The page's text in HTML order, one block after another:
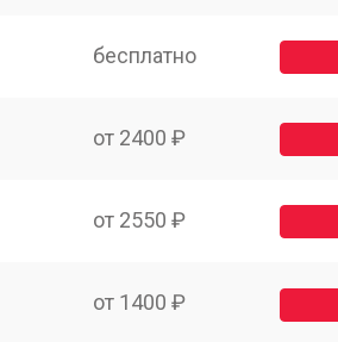
бесплатно
от 2400 ₽
от 2550 ₽
от 1400 ₽